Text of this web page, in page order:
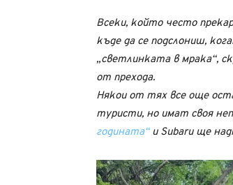
Всеки, който често
къде да се подслониш,
„светлинката в мрака“,
от прехода.
Някои от тях все още
туристи, но имат своя
годината“и Subaru ще